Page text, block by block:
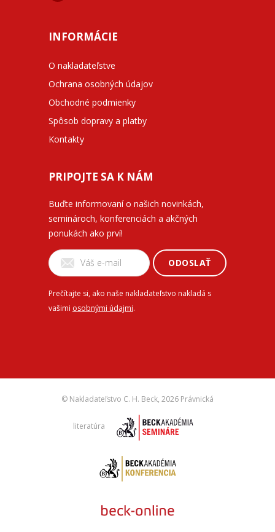
INFORMÁCIE
O nakladateľstve
Ochrana osobných údajov
Obchodné podmienky
Spôsob dopravy a platby
Kontakty
PRIPOJTE SA K NÁM
Buďte informovaní o našich novinkách,
seminároch, konferenciách a akčných
ponukách ako prví!
ODOSLAŤ
Prečítajte si, ako naše nakladateľstvo nakladá s
vašimi osobnými údajmi.
© Nakladateľstvo C. H. Beck, 2026 Právnická
literatúra